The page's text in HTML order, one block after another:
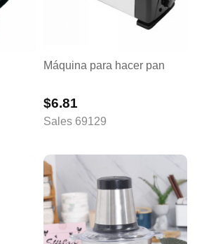
Máquina para hacer pan
$6.81
Sales 69129